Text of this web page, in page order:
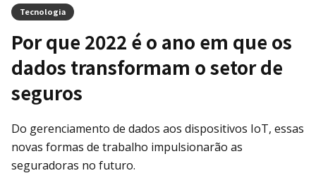
Tecnologia
Por que 2022 é o ano em que os
dados transformam o setor de
seguros
Do gerenciamento de dados aos dispositivos IoT, essas
novas formas de trabalho impulsionarão as
seguradoras no futuro.